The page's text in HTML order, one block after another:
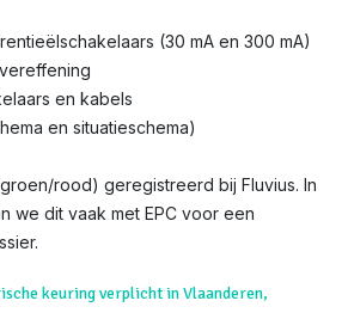
(30 mA en 300 mA)
en kabels
en situatieschema)
rood) geregistreerd bij Fluvius. In
we dit vaak met EPC voor een
keuring verplicht in Vlaanderen,